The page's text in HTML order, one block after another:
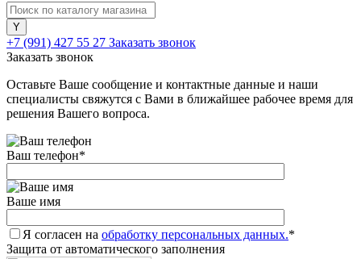
+7 (991) 427 55 27 Заказать звонок
Заказать звонок
Оставьте Ваше сообщение и контактные данные и наши
специалисты свяжутся с Вами в ближайшее рабочее время для
решения Вашего вопроса.
Ваш телефон*
Ваше имя
Я согласен на обработку персональных данных.*
Защита от автоматического заполнения